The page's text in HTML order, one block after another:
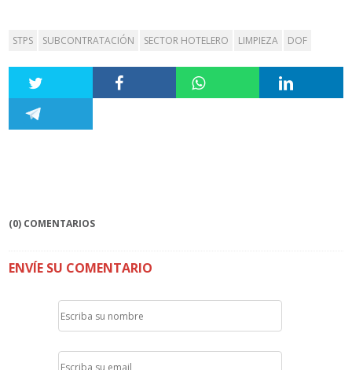
STPS SUBCONTRATACIÓN SECTOR HOTELERO LIMPIEZA DOF
(0) COMENTARIOS
ENVÍE SU COMENTARIO